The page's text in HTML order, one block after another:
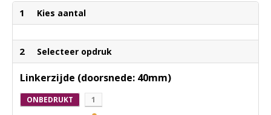
1 Kies aantal
2 Selecteer opdruk
Linkerzijde (doorsnede: 40mm)
ONBEDRUKT 1